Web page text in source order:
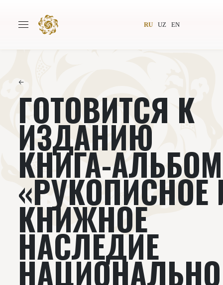
RU UZ EN
Всемирное общество
Издательство Новости
Проекты Подкасты
Книги Видеолекторий
←
ГОТОВИТСЯ К
ИЗДАНИЮ
КНИГА-АЛЬБОМ
«РУКОПИСНОЕ
КНИЖНОЕ
НАСЛЕДИЕ